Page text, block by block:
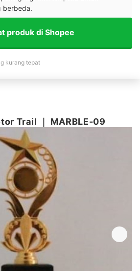
berbeda.
produk di Shopee
kurang tepat
Trail MARBLE-09